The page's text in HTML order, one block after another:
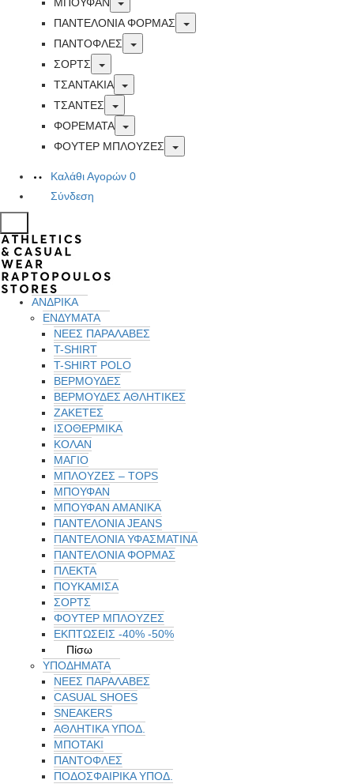
ΜΠΟΥΦΑΝ
ΠΑΝΤΕΛΟΝΙΑ ΦΟΡΜΑΣ
Toggle
ΠΑΝΤΟΦΛΕΣ
Toggle
ΣΟΡΤΣ
Toggle
ΤΣΑΝΤΑΚΙΑ
Toggle
ΤΣΑΝΤΕΣ
Toggle
ΦΟΡΕΜΑΤΑ
Toggle
ΦΟΥΤΕΡ ΜΠΛΟΥΖΕΣ
Toggle
Καλάθι Αγορών 0
Σύνδεση
ΑΝΔΡΙΚΑ
ΕΝΔΥΜΑΤΑ
ΝΕΕΣ ΠΑΡΑΛΑΒΕΣ
T-SHIRT
T-SHIRT POLO
ΒΕΡΜΟΥΔΕΣ
ΒΕΡΜΟΥΔΕΣ ΑΘΛΗΤΙΚΕΣ
ΖΑΚΕΤΕΣ
ΙΣΟΘΕΡΜΙΚΆ
ΚΟΛΑΝ
ΜΑΓΙΟ
ΜΠΛΟΥΖΕΣ – TOPS
ΜΠΟΥΦΑΝ
ΜΠΟΥΦΆΝ ΑΜΆΝΙΚΑ
ΠΑΝΤΕΛΟΝΙΑ JEANS
ΠΑΝΤΕΛΟΝΙΑ ΥΦΑΣΜΑΤΙΝΑ
ΠΑΝΤΕΛΟΝΙΑ ΦΟΡΜΑΣ
ΠΛΕΚΤΑ
ΠΟΥΚΑΜΙΣΑ
ΣΟΡΤΣ
ΦΟΥΤΕΡ ΜΠΛΟΥΖΕΣ
ΕΚΠΤΏΣΕΙΣ -40% -50%
Πίσω
ΥΠΟΔΗΜΑΤΑ
ΝΕΕΣ ΠΑΡΑΛΑΒΕΣ
CASUAL SHOES
SNEAKERS
ΑΘΛΗΤΙΚΑ ΥΠΟΔ.
ΜΠΟΤΑΚΙ
ΠΑΝΤΟΦΛΕΣ
ΠΟΔΟΣΦΑΙΡΙΚΆ ΥΠΟΔ.